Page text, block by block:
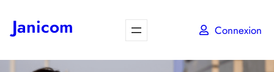
Janicom Connexion